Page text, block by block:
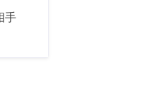
手